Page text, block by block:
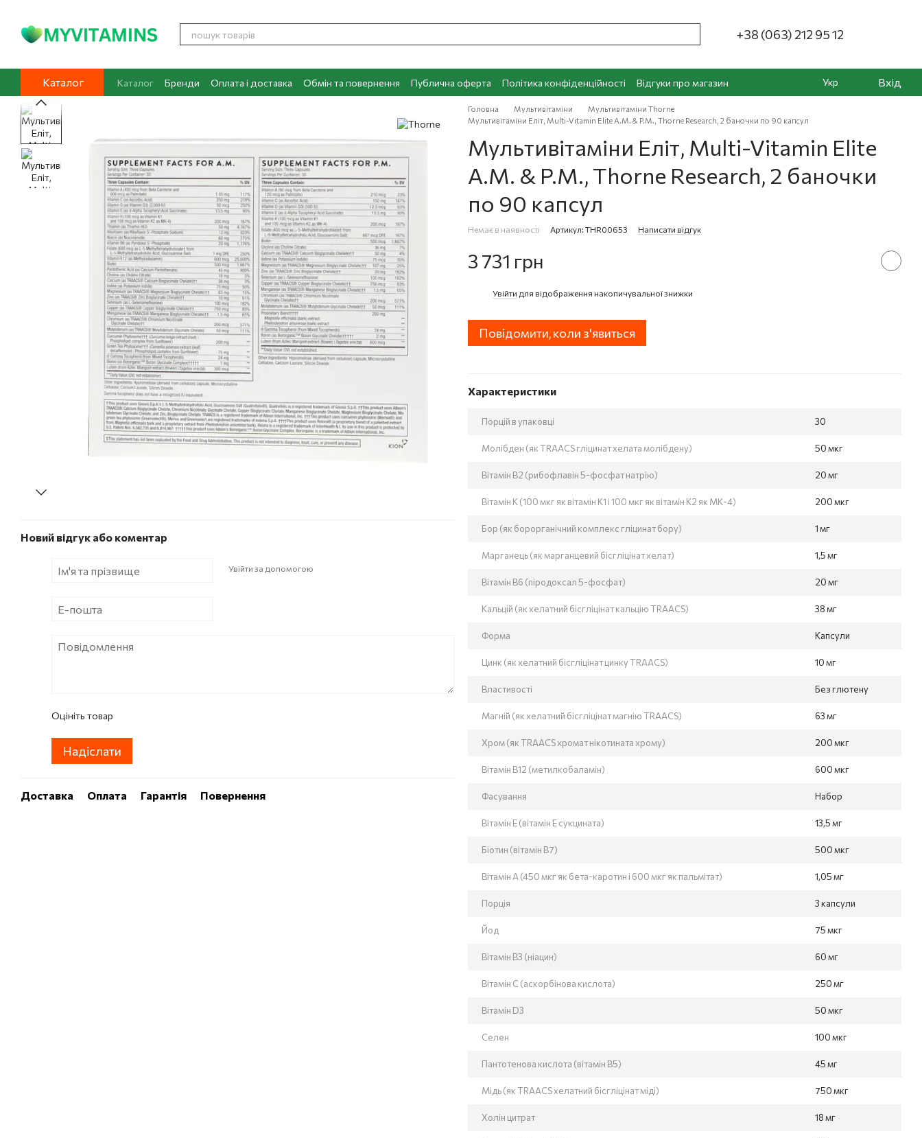
+38 (063) 212 95 12
Каталог Каталог Бренди Оплата і доставка Обмін та повернення Публична оферта Політика конфіденційності
Відгуки про магазин
Контакти
Про нас Блог
Укр Вхід
Новий відгук або коментар
Увійти за допомогою
Оцініть товар
Надіслати
Доставка Оплата Гарантія Повернення
Головна Мультивітаміни
Мультивітаміни Thorne
Мультивітаміни Еліт, Multi-Vitamin Elite A.M. & P.M., Thorne Research, 2 баночки по 90 капсул
Мультивітаміни Еліт, Multi-Vitamin Elite
A.M. & P.M., Thorne Research, 2 баночки
по 90 капсул
Немає в наявності Артикул: THR00653 Написати відгук
3 731 грн
Увійти для відображення накопичувальної знижки
Повідомити, коли з'явиться
Характеристики
Порцій в упаковці 30
Молібден (як TRAACS гліцинат хелата молібдену) 50 мкг
Вітамін В2 (рибофлавін 5-фосфат натрію) 20 мг
Вітамін К (100 мкг як вітамін К1 і 100 мкг як вітамін К2 як МК-4) 200 мкг
Бор (як борорганічний комплекс гліцинат бору) 1 мг
Марганець (як марганцевий бісгліцінат хелат) 1,5 мг
Вітамін В6 (піродоксал 5-фосфат) 20 мг
Кальцій (як хелатний бісгліцінат кальцію TRAACS) 38 мг
Форма Капсули
Цинк (як хелатний бісгліцінат цинку TRAACS) 10 мг
Властивості Без глютену
Магній (як хелатний бісгліцінат магнію TRAACS) 63 мг
Хром (як TRAACS хромат нікотината хрому) 200 мкг
Вітамін В12 (метилкобаламін) 600 мкг
Фасування Набор
Вітамін Е (вітамін Е сукцината) 13,5 мг
Біотин (вітамін В7) 500 мкг
Вітамін А (450 мкг як бета-каротин і 600 мкг як пальмітат) 1,05 мг
Порція 3 капсули
Йод 75 мкг
Вітамін В3 (ніацин) 60 мг
Вітамін С (аскорбінова кислота) 250 мг
Вітамін D3 50 мкг
Селен 100 мкг
Пантотенова кислота (вітамін В5) 45 мг
Мідь (як TRAACS хелатний бісгліцінат міді) 750 мкг
Холін цитрат 18 мг